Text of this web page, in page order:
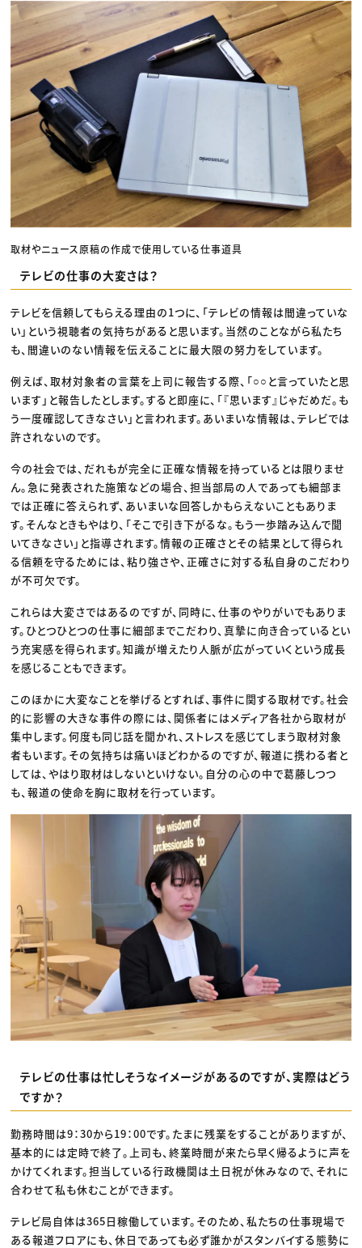
取材やニュース原稿の作成で使用している仕事道具
テレビの仕事の大変さは？
テレビを信頼してもらえる理由の1つに、「テレビの情報は間違っていな
い」という視聴者の気持ちがあると思います。当然のことながら私たち
も、間違いのない情報を伝えることに最大限の努力をしています。
例えば、取材対象者の言葉を上司に報告する際、「○○と言っていたと思
います」と報告したとします。すると即座に、「『思います』じゃだめだ。も
う一度確認してきなさい」と言われます。あいまいな情報は、テレビでは
許されないのです。
今の社会では、だれもが完全に正確な情報を持っているとは限りませ
ん。急に発表された施策などの場合、担当部局の人であっても細部ま
では正確に答えられず、あいまいな回答しかもらえないこともありま
す。そんなときもやはり、「そこで引き下がるな。もう一歩踏み込んで聞
いてきなさい」と指導されます。情報の正確さとその結果として得られ
る信頼を守るためには、粘り強さや、正確さに対する私自身のこだわり
が不可欠です。
これらは大変さではあるのですが、同時に、仕事のやりがいでもありま
す。ひとつひとつの仕事に細部までこだわり、真摯に向き合っているとい
う充実感を得られます。知識が増えたり人脈が広がっていくという成長
を感じることもできます。
このほかに大変なことを挙げるとすれば、事件に関する取材です。社会
的に影響の大きな事件の際には、関係者にはメディア各社から取材が
集中します。何度も同じ話を聞かれ、ストレスを感じてしまう取材対象
者もいます。その気持ちは痛いほどわかるのですが、報道に携わる者と
しては、やはり取材はしないといけない。自分の心の中で葛藤しつつ
も、報道の使命を胸に取材を行っています。
テレビの仕事は忙しそうなイメージがあるのですが、実際はどう
ですか？
勤務時間は9：30から19：00です。たまに残業をすることがありますが、
基本的には定時で終了。上司も、終業時間が来たら早く帰るように声を
かけてくれます。担当している行政機関は土日祝が休みなので、それに
合わせて私も休むことができます。
テレビ局自体は365日稼働しています。そのため、私たちの仕事現場で
ある報道フロアにも、休日であっても必ず誰かがスタンバイする態勢に